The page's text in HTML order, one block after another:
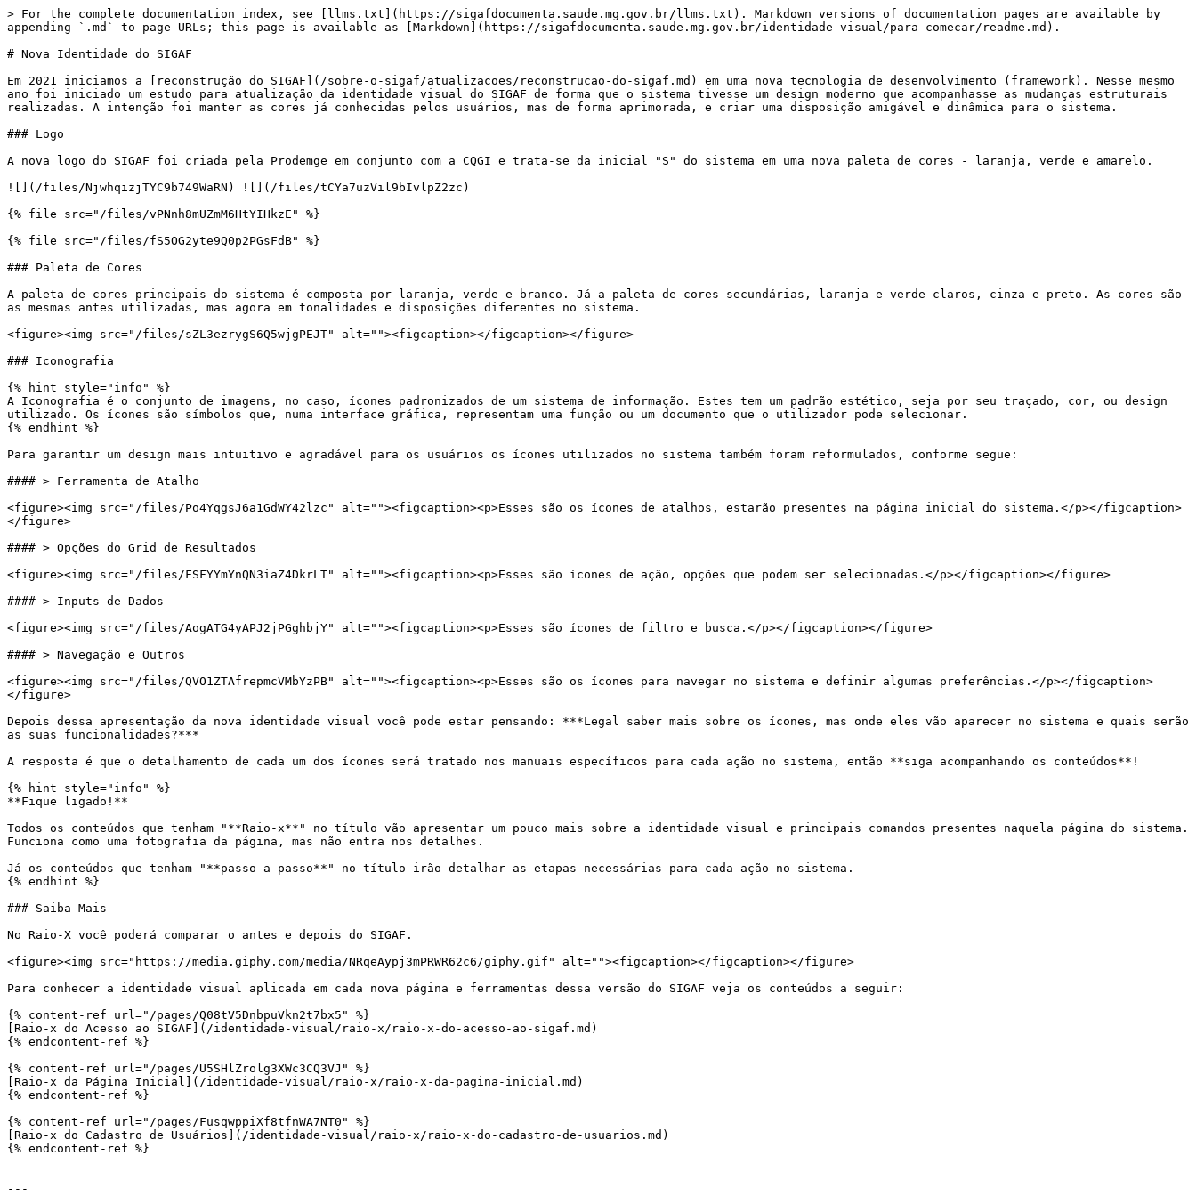
> For the complete documentation index, see [llms.txt](https://sigafdocumenta.saude.mg.gov.br/llms.txt). Markdown versions of documentation pages are available by
appending `.md` to page URLs; this page is available as [Markdown](https://sigafdocumenta.saude.mg.gov.br/identidade-visual/para-comecar/readme.md).
# Nova Identidade do SIGAF
Em 2021 iniciamos a [reconstrução do SIGAF](/sobre-o-sigaf/atualizacoes/reconstrucao-do-sigaf.md) em uma nova tecnologia de desenvolvimento (framework). Nesse mesmo
ano foi iniciado um estudo para atualização da identidade visual do SIGAF de forma que o sistema tivesse um design moderno que acompanhasse as mudanças estruturais
realizadas. A intenção foi manter as cores já conhecidas pelos usuários, mas de forma aprimorada, e criar uma disposição amigável e dinâmica para o sistema.
### Logo
A nova logo do SIGAF foi criada pela Prodemge em conjunto com a CQGI e trata-se da inicial "S" do sistema em uma nova paleta de cores - laranja, verde e amarelo.
![](/files/NjwhqizjTYC9b749WaRN) ![](/files/tCYa7uzVil9bIvlpZ2zc)
{% file src="/files/vPNnh8mUZmM6HtYIHkzE" %}
{% file src="/files/fS5OG2yte9Q0p2PGsFdB" %}
### Paleta de Cores
A paleta de cores principais do sistema é composta por laranja, verde e branco. Já a paleta de cores secundárias, laranja e verde claros, cinza e preto. As cores são
as mesmas antes utilizadas, mas agora em tonalidades e disposições diferentes no sistema.
<figure><img src="/files/sZL3ezrygS6Q5wjgPEJT" alt=""><figcaption></figcaption></figure>
### Iconografia
{% hint style="info" %}
A Iconografia é o conjunto de imagens, no caso, ícones padronizados de um sistema de informação. Estes tem um padrão estético, seja por seu traçado, cor, ou design
utilizado. Os ícones são símbolos que, numa interface gráfica, representam uma função ou um documento que o utilizador pode selecionar.
{% endhint %}
Para garantir um design mais intuitivo e agradável para os usuários os ícones utilizados no sistema também foram reformulados, conforme segue:
#### > Ferramenta de Atalho
<figure><img src="/files/Po4YqgsJ6a1GdWY42lzc" alt=""><figcaption><p>Esses são os ícones de atalhos, estarão presentes na página inicial do sistema.</p></figcaption>
</figure>
#### > Opções do Grid de Resultados
<figure><img src="/files/FSFYYmYnQN3iaZ4DkrLT" alt=""><figcaption><p>Esses são ícones de ação, opções que podem ser selecionadas.</p></figcaption></figure>
#### > Inputs de Dados
<figure><img src="/files/AogATG4yAPJ2jPGghbjY" alt=""><figcaption><p>Esses são ícones de filtro e busca.</p></figcaption></figure>
#### > Navegação e Outros
<figure><img src="/files/QVO1ZTAfrepmcVMbYzPB" alt=""><figcaption><p>Esses são os ícones para navegar no sistema e definir algumas preferências.</p></figcaption>
</figure>
Depois dessa apresentação da nova identidade visual você pode estar pensando: ***Legal saber mais sobre os ícones, mas onde eles vão aparecer no sistema e quais serão
as suas funcionalidades?***
A resposta é que o detalhamento de cada um dos ícones será tratado nos manuais específicos para cada ação no sistema, então **siga acompanhando os conteúdos**!
{% hint style="info" %}
**Fique ligado!**
Todos os conteúdos que tenham "**Raio-x**" no título vão apresentar um pouco mais sobre a identidade visual e principais comandos presentes naquela página do sistema.
Funciona como uma fotografia da página, mas não entra nos detalhes.
Já os conteúdos que tenham "**passo a passo**" no título irão detalhar as etapas necessárias para cada ação no sistema.
{% endhint %}
### Saiba Mais
No Raio-X você poderá comparar o antes e depois do SIGAF.
<figure><img src="https://media.giphy.com/media/NRqeAypj3mPRWR62c6/giphy.gif" alt=""><figcaption></figcaption></figure>
Para conhecer a identidade visual aplicada em cada nova página e ferramentas dessa versão do SIGAF veja os conteúdos a seguir:
{% content-ref url="/pages/Q08tV5DnbpuVkn2t7bx5" %}
[Raio-x do Acesso ao SIGAF](/identidade-visual/raio-x/raio-x-do-acesso-ao-sigaf.md)
{% endcontent-ref %}
{% content-ref url="/pages/U5SHlZrolg3XWc3CQ3VJ" %}
[Raio-x da Página Inicial](/identidade-visual/raio-x/raio-x-da-pagina-inicial.md)
{% endcontent-ref %}
{% content-ref url="/pages/FusqwppiXf8tfnWA7NT0" %}
[Raio-x do Cadastro de Usuários](/identidade-visual/raio-x/raio-x-do-cadastro-de-usuarios.md)
{% endcontent-ref %}
---